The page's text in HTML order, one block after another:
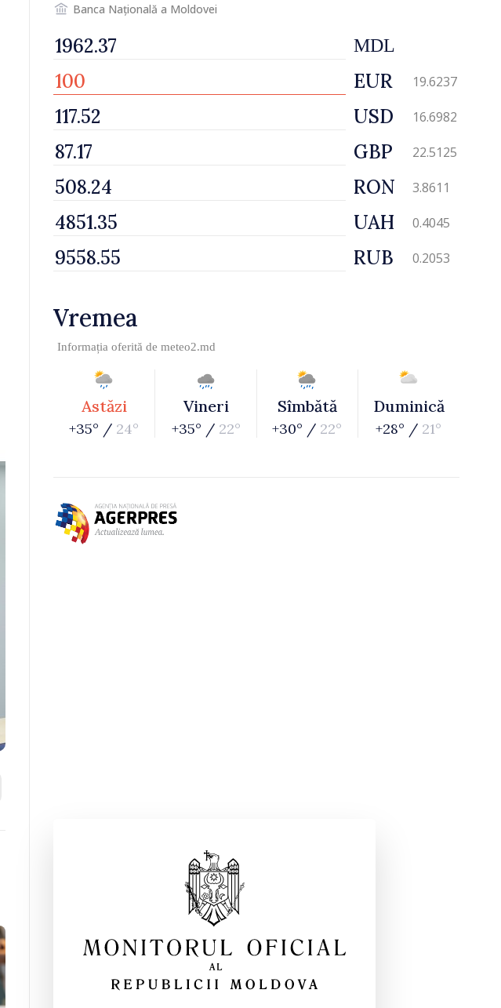
Banca Națională a Moldovei
MDL
EUR 19.6237
USD 16.6982
GBP 22.5125
RON 3.8611
UAH 0.4045
RUB 0.2053
Vremea
Informația oferită de meteo2.md
Astăzi
+35° / 24°
Vineri
+35° / 22°
Sîmbătă
+30° / 22°
Duminică
+28° / 21°